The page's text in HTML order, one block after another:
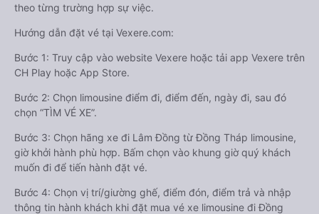
theo từng trường hợp sự việc.
Hướng dẫn đặt vé tại Vexere.com:
Bước 1: Truy cập vào website Vexere hoặc tải app Vexere trên
CH Play hoặc App Store.
Bước 2: Chọn limousine điểm đi, điểm đến, ngày đi, sau đó
chọn “TÌM VÉ XE”.
Bước 3: Chọn hãng xe đi Lâm Đồng từ Đồng Tháp limousine,
giờ khởi hành phù hợp. Bấm chọn vào khung giờ quý khách
muốn đi để tiến hành đặt vé.
Bước 4: Chọn vị trí/giường ghế, điểm đón, điểm trả và nhập
thông tin hành khách khi đặt mua vé xe limousine đi Đồng